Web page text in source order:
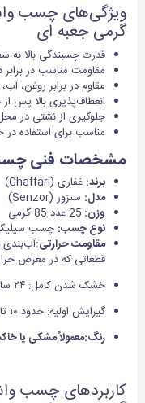
گرمی جعبه ای
قدرت چسبندگی بالا به
مقاومت مناسب در برابر
مقاوم در برابر روغن،
انعطاف‌پذیری بالا
جلوگیری از نشتی در
مناسب برای استفاده
مشخصات فنی
برند: غفاری (Ghaffari)
مدل: سنزور (Senzor)
وزن: 25 عدد 85 گرمی
نوع چسب: چسب
مقاومت حرارتی:آب‌بندی
قطعاتی که در معرض
خشک شدن کامل: ۲۴ ساعت
گیرایش اولیه: حدود ۱۰ تا ۱۵ دقیقه
رنگ:معمولاً مشکی یا